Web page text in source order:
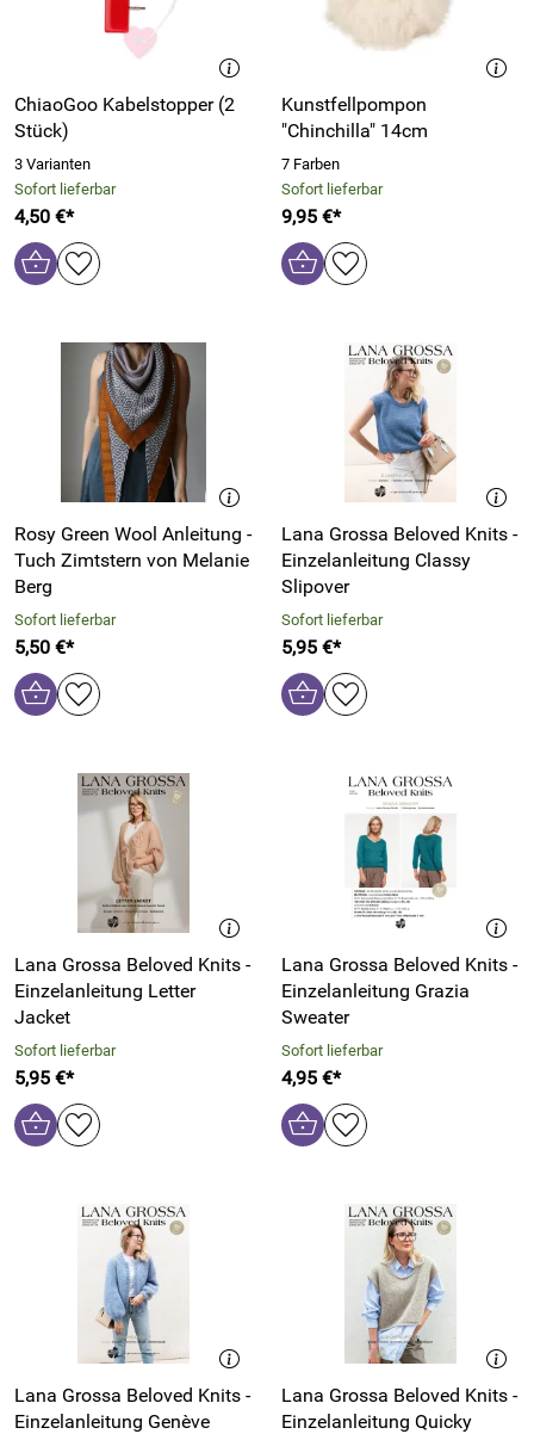
ChiaoGoo Kabelstopper (2
Stück)
3 Varianten
Sofort lieferbar
4,50 €*
Kunstfellpompon
"Chinchilla" 14cm
7 Farben
Sofort lieferbar
9,95 €*
Rosy Green Wool Anleitung -
Tuch Zimtstern von Melanie
Berg
Sofort lieferbar
5,50 €*
Lana Grossa Beloved Knits -
Einzelanleitung Classy
Slipover
Sofort lieferbar
5,95 €*
Lana Grossa Beloved Knits -
Einzelanleitung Letter
Jacket
Sofort lieferbar
5,95 €*
Lana Grossa Beloved Knits -
Einzelanleitung Grazia
Sweater
Sofort lieferbar
4,95 €*
Lana Grossa Beloved Knits -
Einzelanleitung Genève
Lana Grossa Beloved Knits -
Einzelanleitung Quicky